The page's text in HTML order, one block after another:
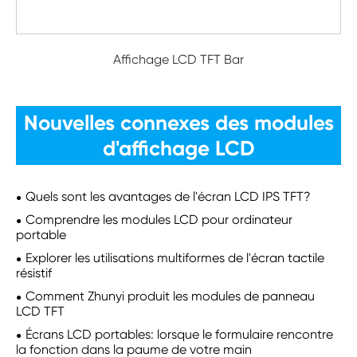
Affichage LCD TFT Bar
Nouvelles connexes des modules
d'affichage LCD
Quels sont les avantages de l'écran LCD IPS TFT?
Comprendre les modules LCD pour ordinateur
portable
Explorer les utilisations multiformes de l'écran tactile
résistif
Comment Zhunyi produit les modules de panneau
LCD TFT
Écrans LCD portables: lorsque le formulaire rencontre
la fonction dans la paume de votre main